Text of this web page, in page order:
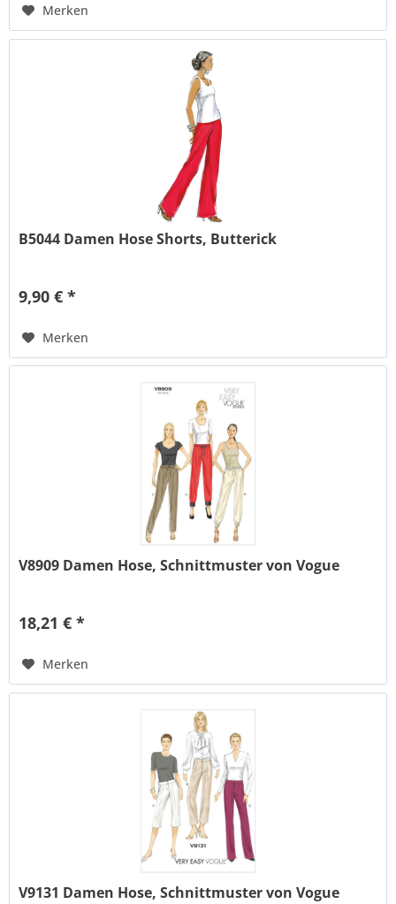
Merken
B5044 Damen Hose Shorts, Butterick
9,90 € *
Merken
V8909 Damen Hose, Schnittmuster von Vogue
18,21 € *
Merken
V9131 Damen Hose, Schnittmuster von Vogue